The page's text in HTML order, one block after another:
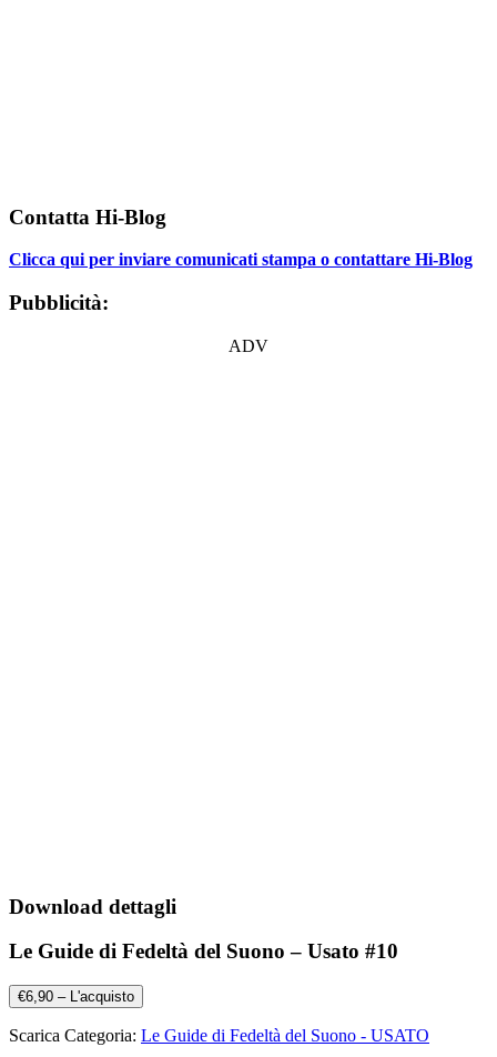
Contatta Hi-Blog
Clicca qui per inviare comunicati stampa o contattare Hi-Blog
Pubblicità:
ADV
Download dettagli
Le Guide di Fedeltà del Suono – Usato #10
€6,90 – L'acquisto
Scarica Categoria: Le Guide di Fedeltà del Suono - USATO